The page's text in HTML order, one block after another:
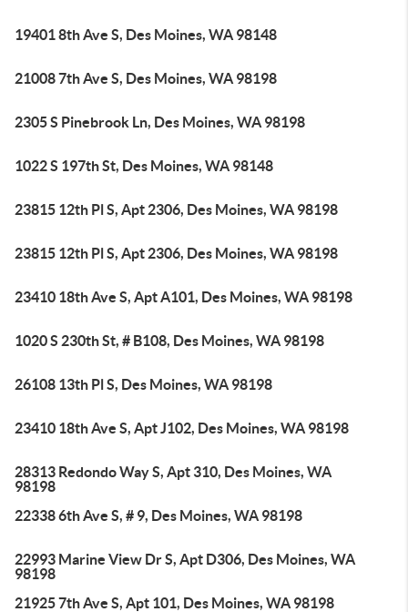
19401 8th Ave S, Des Moines, WA 98148
21008 7th Ave S, Des Moines, WA 98198
2305 S Pinebrook Ln, Des Moines, WA 98198
1022 S 197th St, Des Moines, WA 98148
23815 12th Pl S, Apt 2306, Des Moines, WA 98198
23815 12th Pl S, Apt 2306, Des Moines, WA 98198
23410 18th Ave S, Apt A101, Des Moines, WA 98198
1020 S 230th St, # B108, Des Moines, WA 98198
26108 13th Pl S, Des Moines, WA 98198
23410 18th Ave S, Apt J102, Des Moines, WA 98198
28313 Redondo Way S, Apt 310, Des Moines, WA
98198
22338 6th Ave S, # 9, Des Moines, WA 98198
22993 Marine View Dr S, Apt D306, Des Moines, WA
98198
21925 7th Ave S, Apt 101, Des Moines, WA 98198